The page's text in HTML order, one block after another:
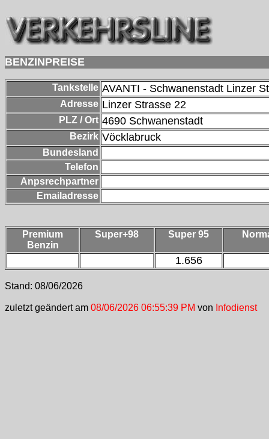
BENZINPREISE
Tankstelle AVANTI - Schwanenstadt Linzer
Adresse Linzer Strasse 22
PLZ / Ort 4690 Schwanenstadt
Bezirk Vöcklabruck
Bundesland
Telefon
Anpsrechpartner
Emailadresse
Premium
Benzin
Super+98 Super 95
1.656
Stand: 08/06/2026
zuletzt geändert am 08/06/2026 06:55:39 PM von Infodienst